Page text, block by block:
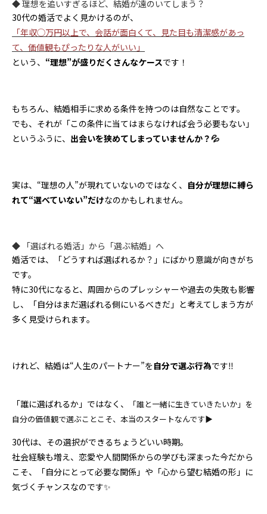
◆ 理想を追いすぎるほど、結婚が遠のいてしまう？
30代の婚活でよく見かけるのが、
「年収◯万円以上で、会話が面白くて、見た目も清潔感があっ
て、価値観もぴったりな人がいい」
という、 “理想”が盛りだくさんなケースです！
もちろん、結婚相手に求める条件を持つのは自然なことです。
でも、それが「この条件に当てはまらなければ会う必要もない」
というふうに、 出会いを狭めてしまっていませんか？💦
実は、“理想の人”が現れていないのではなく、 自分が理想に縛ら
れて“選べていない”だけなのかもしれません。
◆ 「選ばれる婚活」から「選ぶ結婚」へ
婚活では、「どうすれば選ばれるか？」にばかり意識が向きがち
です。
特に30代になると、周囲からのプレッシャーや過去の失敗も影響
し、「自分はまだ選ばれる側にいるべきだ」と考えてしまう方が
多く見受けられます。
けれど、結婚は“人生のパートナー”を自分で選ぶ行為です‼️
「誰に選ばれるか」ではなく、
「誰と一緒に生きていきたいか」を
自分の価値観で選ぶことこそ、本当のスタートなんです▶️
30代は、その選択ができるちょうどいい時期。
社会経験も増え、恋愛や人間関係からの学びも深まった今だから
こそ、「自分にとって必要な関係」や「心から望む結婚の形」に
気づくチャンスなのです✨